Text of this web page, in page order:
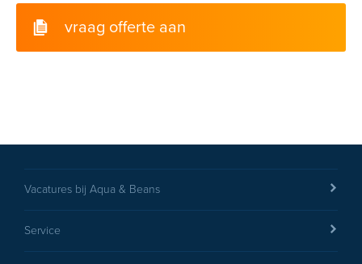
vraag offerte aan
Vacatures bij Aqua & Beans
Service